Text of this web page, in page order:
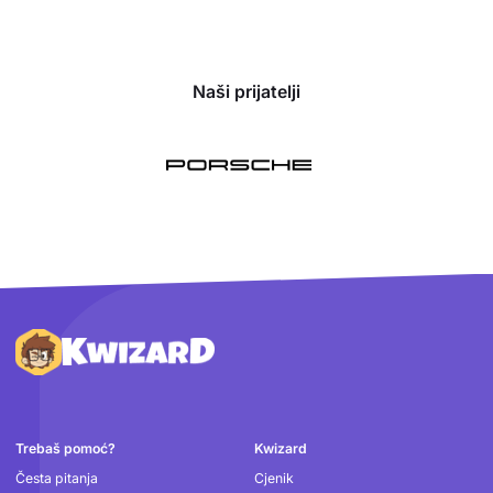
Naši prijatelji
Podnožje
Trebaš pomoć?
Česta pitanja
Kwizard
Cjenik